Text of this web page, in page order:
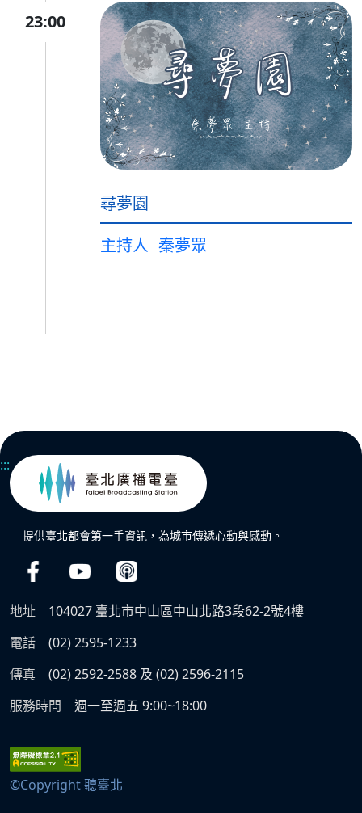
23:00
尋夢園
主持人 秦夢眾
:::
提供臺北都會第一手資訊，為城市傳遞心動與感動。
地址
104027 臺北市中山區中山北路3段62-2號4樓
電話
(02) 2595-1233
傳真
(02) 2592-2588 及 (02) 2596-2115
服務時間
週一至週五 9:00~18:00
©Copyright 聽臺北